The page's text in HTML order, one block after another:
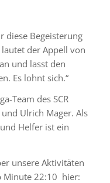
diese Begeisterung
der Appell von
und lasst den
Es lohnt sich.“
Team des SCR
Ulrich Mager. Als
Helfer ist ein
unsere Aktivitäten
Minute 22:10 hier: